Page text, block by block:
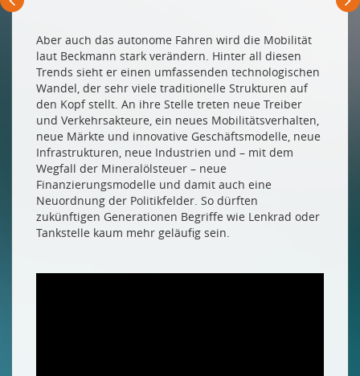
Aber auch das autonome Fahren wird die Mobilität
laut Beckmann stark verändern. Hinter all diesen
Trends sieht er einen umfassenden technologischen
Wandel, der sehr viele traditionelle Strukturen auf
den Kopf stellt. An ihre Stelle treten neue Treiber
und Verkehrsakteure, ein neues Mobilitätsverhalten,
neue Märkte und innovative Geschäftsmodelle, neue
Infrastrukturen, neue Industrien und – mit dem
Wegfall der Mineralölsteuer – neue
Finanzierungsmodelle und damit auch eine
Neuordnung der Politikfelder. So dürften
zukünftigen Generationen Begriffe wie Lenkrad oder
Tankstelle kaum mehr geläufig sein.